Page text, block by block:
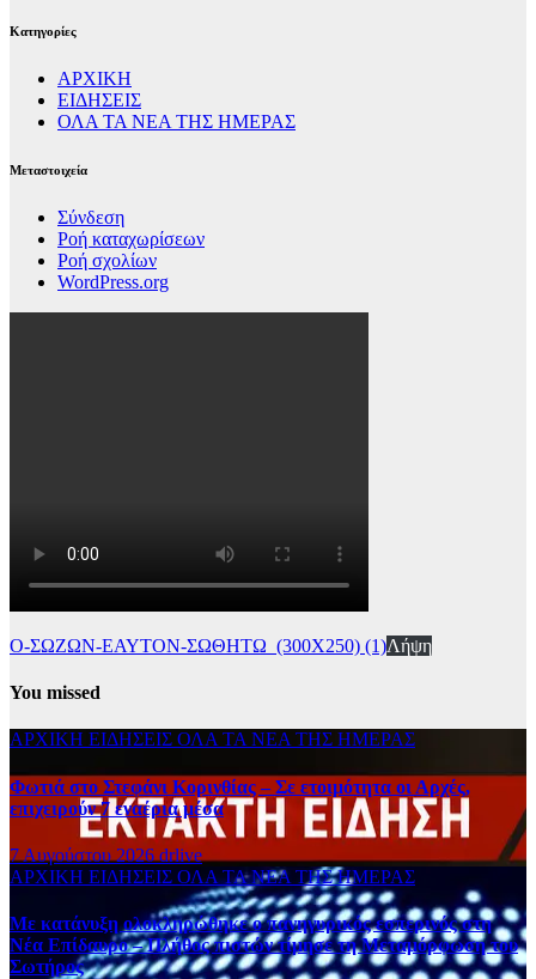
Kατηγορίες
ΑΡΧΙΚΗ
ΕΙΔΗΣΕΙΣ
ΟΛΑ ΤΑ ΝΕΑ ΤΗΣ ΗΜΕΡΑΣ
Μεταστοιχεία
Σύνδεση
Ροή καταχωρίσεων
Ροή σχολίων
WordPress.org
Ο-ΣΩΖΩΝ-ΕΑΥΤΟΝ-ΣΩΘΗΤΩ_(300Χ250) (1)Λήψη
You missed
ΑΡΧΙΚΗ ΕΙΔΗΣΕΙΣ ΟΛΑ ΤΑ ΝΕΑ ΤΗΣ ΗΜΕΡΑΣ
Φωτιά στο Στεφάνι Κορινθίας – Σε ετοιμότητα οι Αρχές,
επιχειρούν 7 εναέρια μέσα
7 Αυγούστου 2026drlive
ΑΡΧΙΚΗ ΕΙΔΗΣΕΙΣ ΟΛΑ ΤΑ ΝΕΑ ΤΗΣ ΗΜΕΡΑΣ
Με κατάνυξη ολοκληρώθηκε ο πανηγυρικός εσπερινός στη
Νέα Επίδαυρο – Πλήθος πιστών τίμησε τη Μεταμόρφωση του
Σωτήρος